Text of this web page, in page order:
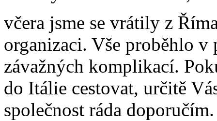
včera jsme se vrátily z
organizaci. Vše proběhlo v
závažných komplikací.
do Itálie cestovat, určitě
společnost ráda